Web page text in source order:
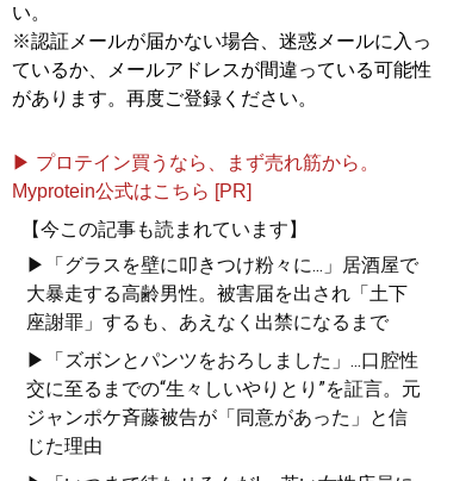
記事一覧へ
い。
※認証メールが届かない場合、迷惑メールに入っ
ているか、メールアドレスが間違っている可能性
があります。再度ご登録ください。
▶ プロテイン買うなら、まず売れ筋から。
Myprotein公式はこちら [PR]
【今この記事も読まれています】
▶「グラスを壁に叩きつけ粉々に...」居酒屋で
大暴走する高齢男性。被害届を出され「土下
座謝罪」するも、あえなく出禁になるまで
▶「ズボンとパンツをおろしました」...口腔性
交に至るまでの“生々しいやりとり”を証言。元
ジャンポケ斉藤被告が「同意があった」と信
じた理由